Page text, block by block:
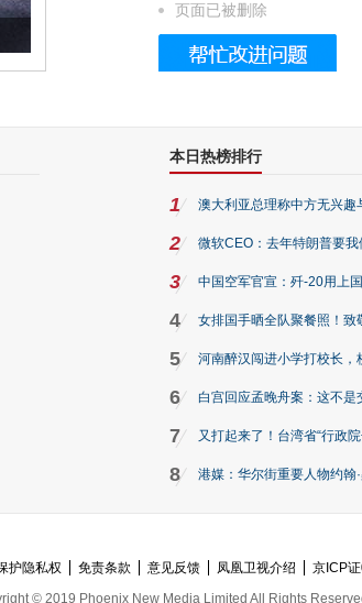
这个3.2米的长卷，还原了600岁的紫禁城
页面已被删除
本日热榜排行
1 澳大利亚总理称中方无兴趣
2 微软CEO：去年特朗普要
3 中国空军官宣：歼-20用上
4 女排国手晒全队聚餐照！
5 河南醉汉闯进小学打校长
6 白宫回应孟晚舟案：这不是
7 又打起来了！台湾省“行政
8 港媒：华尔街重要人物约翰
护隐私权 免责条款 意见反馈 凤凰卫视介绍 京ICP
© 2019 Phoenix New Media Limited All Rights